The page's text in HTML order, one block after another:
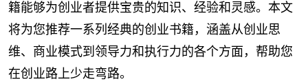
籍能够为创业者提供宝贵的知识、经验和灵感。本文
将为您推荐一系列经典的创业书籍，涵盖从创业思
维、商业模式到领导力和执行力的各个方面，帮助您
在创业路上少走弯路。